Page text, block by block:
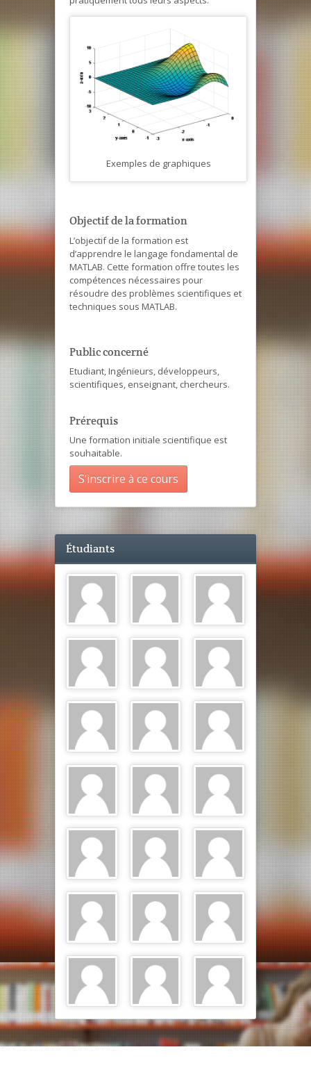
Exemples de graphiques
Objectif de la formation
L’objectif de la formation est
d’apprendre le langage fondamental de
MATLAB. Cette formation offre toutes les
compétences nécessaires pour
résoudre des problèmes scientifiques et
techniques sous MATLAB.
Public concerné
Etudiant, Ingénieurs, développeurs,
scientifiques, enseignant, chercheurs.
Prérequis
Une formation initiale scientifique est
souhaitable.
S'inscrire à ce cours
Étudiants